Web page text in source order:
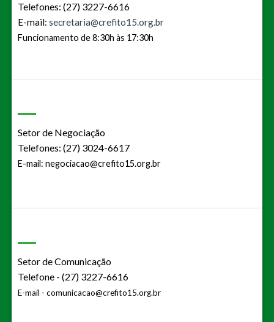
Telefones: (27) 3227-6616
E-mail: secretaria@crefito15.org.br
Funcionamento de 8:30h às 17:30h
Setor de Negociação
Telefones: (27) 3024-6617
E-mail: negociacao@crefito15.org.br
Setor de Comunicação
Telefone - (27) 3227-6616
E-mail - comunicacao@crefito15.org.br